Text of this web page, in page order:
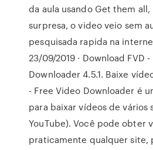
da aula usando Get them all,
surpresa, o video veio sem
pesquisada rapida na
23/09/2019 · Download FVD
Downloader 4.5.1. Baixe
- Free Video Downloader é
para baixar vídeos de vários
YouTube). Você pode obter
praticamente qualquer site,